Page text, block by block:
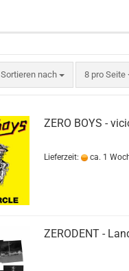
Sortieren nach
Sortieren nach 8 pro Seite
pro Seite
ZERO BOYS -
Lieferzeit: ca. 1
ZERODENT -